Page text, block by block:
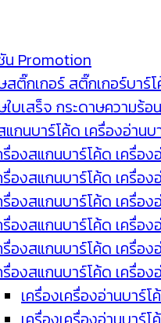
น Promotion
สติ๊กเกอร์ สติ๊กเกอร์บาร์
ใบเสร็จ กระดาษความร้อน
แกนบาร์โค้ด เครื่องอ่านบ
รื่องสแกนบาร์โค้ด เครื่อ
รื่องสแกนบาร์โค้ด เครื่อ
รื่องสแกนบาร์โค้ด เครื่อ
รื่องสแกนบาร์โค้ด เครื่อ
รื่องสแกนบาร์โค้ด เครื่อ
รื่องสแกนบาร์โค้ด เครื่อง
เครื่องเครื่องอ่านบาร์โ